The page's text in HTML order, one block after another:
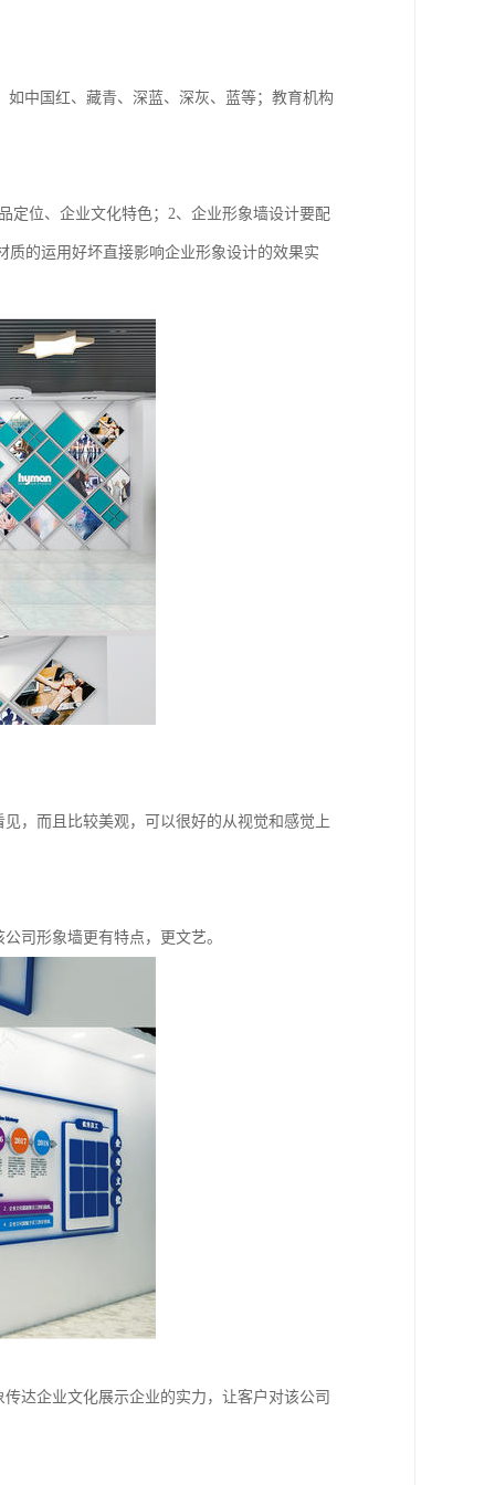
中国红、藏青、深蓝、深灰、蓝等；教育机构
定位、企业文化特色；2、企业形象墙设计要配
质的运用好坏直接影响企业形象设计的效果实
，而且比较美观，可以很好的从视觉和感觉上
司形象墙更有特点，更文艺。
达企业文化展示企业的实力，让客户对该公司